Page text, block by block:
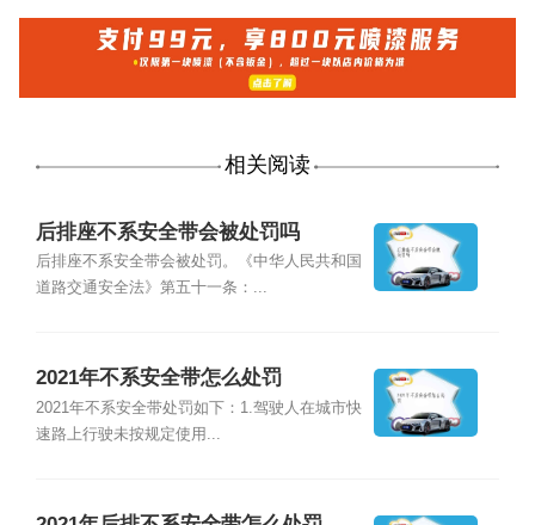
相关阅读
后排座不系安全带会被处罚吗
后排座不系安全带会被处罚。《中华人民共和国
道路交通安全法》第五十一条：...
2021年不系安全带怎么处罚
2021年不系安全带处罚如下：1.驾驶人在城市快
速路上行驶未按规定使用...